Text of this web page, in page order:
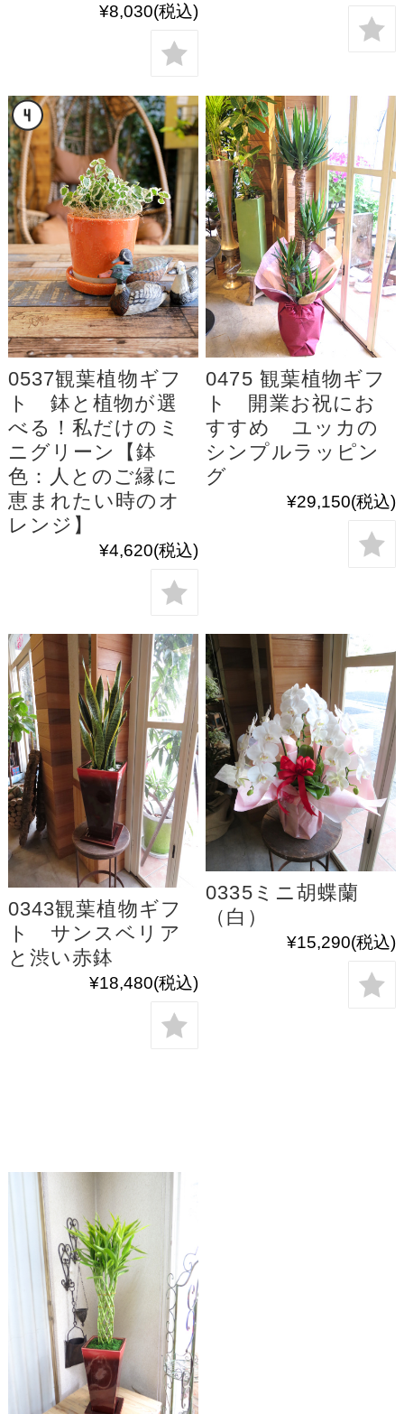
¥8,030(税込)
0537観葉植物ギフ
ト 鉢と植物が選
べる！私だけのミ
ニグリーン【鉢
色：人とのご縁に
恵まれたい時のオ
レンジ】
¥4,620(税込)
0475 観葉植物ギフ
ト 開業お祝にお
すすめ ユッカの
シンプルラッピン
グ
¥29,150(税込)
0343観葉植物ギフ
ト サンスベリア
と渋い赤鉢
¥18,480(税込)
0335ミニ胡蝶蘭
（白）
¥15,290(税込)